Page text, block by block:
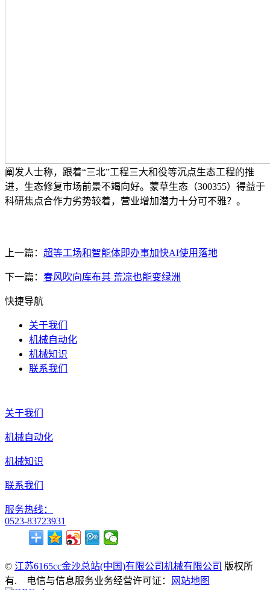
阐发人士称，跟着“三北”工程三大和役等沉点生态工程的推
进，生态修复市场前景不竭向好。蒙草生态（300355）得益于
科研焦点合作力劣势较着，营业增加潜力十分可不雅？。
上一篇： 超等工场和智能体即办事加快AI使用落地
下一篇： 春风吹向库布其 荒凉也能变绿洲
快捷导航
关于我们
机械自动化
机械知识
联系我们
关于我们
机械自动化
机械知识
联系我们
服务热线：
0523-83723931
© 江苏6165cc金沙总站(中国)有限公司机械有限公司 版权所
有. 电信与信息服务业务经营许可证：
网站地图